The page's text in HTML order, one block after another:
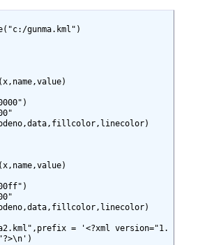
gunma.kml")
= '<?xml version="1.